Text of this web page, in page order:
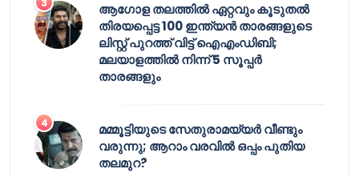
ആഗോള തലത്തിൽ ഏറ്റവും കൂടുതൽ
തിരയപ്പെട്ട 100 ഇന്ത്യൻ താരങ്ങളുടെ
ലിസ്റ്റ് പുറത്ത് വിട്ട് ഐഎംഡിബി;
മലയാളത്തിൽ നിന്ന് 5 സൂപ്പർ
താരങ്ങളും
മമ്മൂട്ടിയുടെ സേതുരാമയ്യർ വീണ്ടും
വരുന്നു; ആറാം വരവിൽ ഒപ്പം പുതിയ
തലമുറ?